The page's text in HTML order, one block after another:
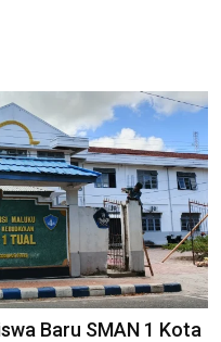
Baru SMAN 1 Kota